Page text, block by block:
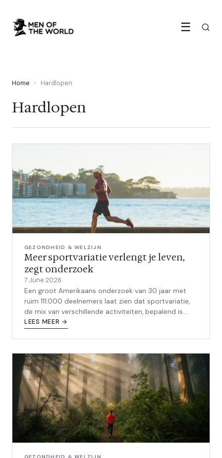
☰
Home › Hardlopen
Hardlopen
GEZONDHEID & WELZIJN
Meer sportvariatie verlengt je leven,
zegt onderzoek
7 June 2026
Een groot Amerikaans onderzoek van 30 jaar met
ruim 111.000 deelnemers laat zien dat sportvariatie,
de mix van verschillende activiteiten, bepalend is
voor je levensverwachting.
LEES MEER →